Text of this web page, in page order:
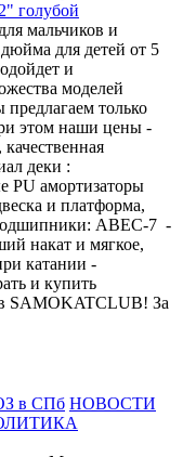
голубой
мальчиков и
для детей от 5
и
моделей
только
этом наши цены -
деки :
PU амортизаторы
и платформа,
ABEC-7 -
накат и мягкое,
катании -
и купить
SAMOKATCLUB! За
в СПб НОВОСТИ